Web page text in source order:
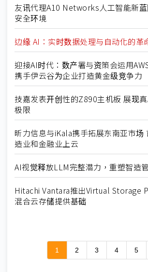
友讯代理A10 Networks人工智能新
安全环境
边缘 AI：实时数据处理与自动化的革
迎接AI时代：数产署与资策会运用
携手伊云谷为企业打造黄金级竞争力
技嘉发表开创性的Z890主机板 展现
极限
昕力信息与iKala携手拓展东南亚市场
造业和金融业上云
AI视觉释放LLM完整潜力，重塑智造
Hitachi Vantara推出Virtual Storage
混合云存储提供基础
1 2 3 4 5